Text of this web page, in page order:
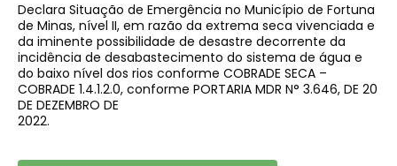
Declara Situação de Emergência no Município de Fortuna
de Minas, nível II, em razão da extrema seca vivenciada e
da iminente possibilidade de desastre decorrente da
incidência de desabastecimento do sistema de água e
do baixo nível dos rios conforme COBRADE SECA –
COBRADE 1.4.1.2.0, conforme PORTARIA MDR N° 3.646, DE 20
DE DEZEMBRO DE
2022.